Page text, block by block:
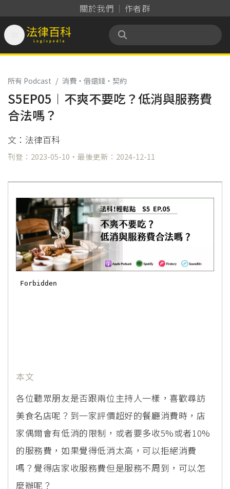
關於我們 作者群
法律百科 Legispedia
所有 Podcast / 消費‧借還錢‧契約
S5EP05︱不爽不要吃？低消與服務費
合法嗎？
文：法律百科
刊登：2023-05-10・最後更新：2024-12-11
本文
各位聽眾朋友是否跟兩位主持人一樣，喜歡尋訪
美食名店呢？到一家評價超好的餐廳消費時，店
家偶爾會有低消的限制，或者要多收5%或者10%
的服務費，如果覺得低消太高，可以拒絕消費
嗎？覺得店家收服務費但是服務不周到，可以怎
麼辦呢？